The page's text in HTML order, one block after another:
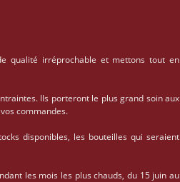
qualité irréprochable et mettons tout en
Ils porteront le plus grand soin aux
commandes.
disponibles, les bouteilles qui seraient
les mois les plus chauds, du 15 juin au